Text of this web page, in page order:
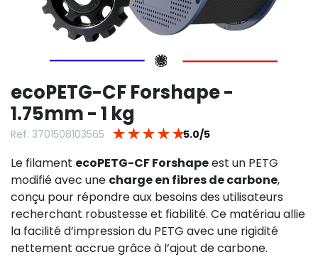
ecoPETG-CF Forshape -
1.75mm - 1 kg
Ref. 3701508103565 ★ ★ ★ ★ ★5.0/5
Le filament ecoPETG-CF Forshapeest un PETG
modifié avec une charge en fibres de carbone,
conçu pour répondre aux besoins des utilisateurs
recherchant robustesse et fiabilité. Ce matériau allie
la facilité d’impression du PETG avec une rigidité
nettement accrue grâce à l’ajout de carbone.